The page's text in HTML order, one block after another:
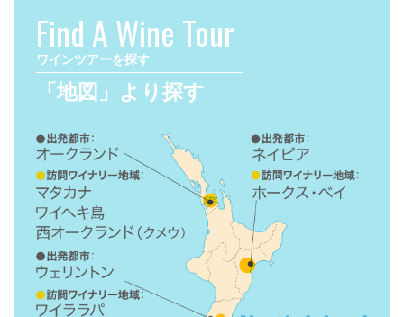
Find A Wine Tour
ワインツアーを探す
「地図」より探す